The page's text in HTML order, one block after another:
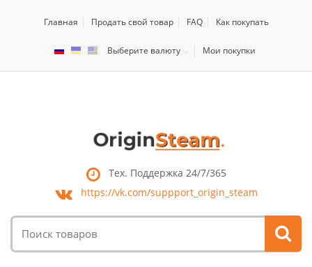
Главная Продать свой товар FAQ Как покупать
Выберите валюту Мои покупки
Тех. Поддержка 24/7/365
https://vk.com/suppport_origin_steam
товаров: